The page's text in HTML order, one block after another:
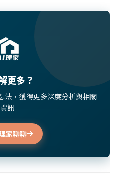
更多？
法，獲得更多深度分析與相關
資訊
家聊聊